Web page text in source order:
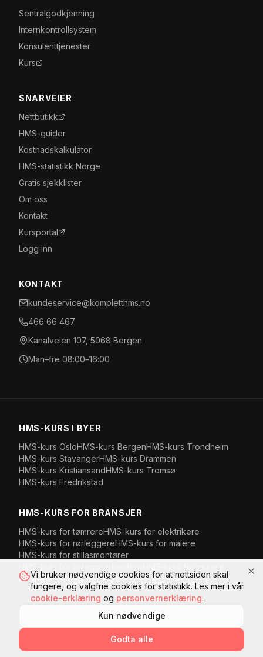
Sentralgodkjenning
Internkontrollsystem
Konsulenttjenester
Kurs
SNARVEIER
Nettbutikk
HMS-guider
Kostnadskalkulator
HMS-statistikk Norge
Gratis sjekklister
Om oss
Kontakt
Kursportal
Logg inn
KONTAKT
kundeservice@kompletthms.no
466 66 467
Kanalveien 107, 5068 Bergen
Man–fre 08:00–16:00
HMS-KURS I BYER
HMS-kurs OsloHMS-kurs BergenHMS-kurs Trondheim
HMS-kurs StavangerHMS-kurs Drammen
HMS-kurs KristiansandHMS-kurs Tromsø
HMS-kurs Fredrikstad
HMS-KURS FOR BRANSJER
HMS-kurs fortømrereHMS-kurs for elektrikere
HMS-kurs for rørleggereHMS-kurs for malere
HMS-kurs for stillasmontører
HMS-kurs forvaktmestere
5068
PersonvernCookiesKjøpsvilkår
Vi bruker nødvendige cookies for at nettsiden skal
fungere, og valgfrie cookies for statistikk. Les mer i vår
cookie-erklæring og personvernerklæring.
Kun nødvendige
Godta alle